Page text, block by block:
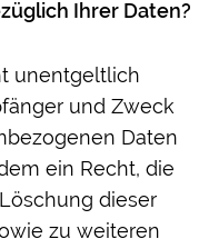
Ihrer Daten?
unentgeltlich
und Zweck
Daten
ein Recht, die
dieser
zu weiteren